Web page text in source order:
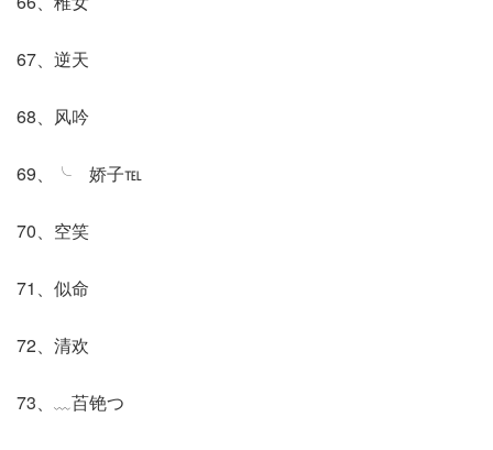
67、逆天
68、风吟
69、╰ゝ娇子℡
70、空笑
71、似命
72、清欢
73、﹏苩铯つ